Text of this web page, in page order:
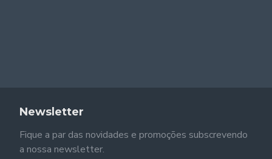
Newsletter
Fique a par das novidades e promoções subscrevendo
a nossa newsletter.